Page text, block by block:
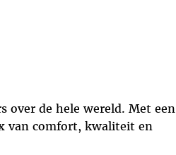
over de hele wereld. Met een
van comfort, kwaliteit en